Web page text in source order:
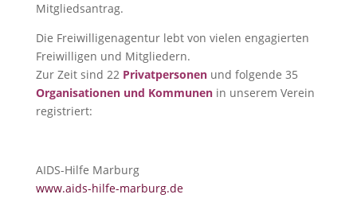
Mitgliedsantrag.
Die Freiwilligenagentur lebt von vielen engagierten
Freiwilligen und Mitgliedern.
Zur Zeit sind 22 Privatpersonen und folgende 35
Organisationen und Kommunenin unserem Verein
registriert:
AIDS-Hilfe Marburg
www.aids-hilfe-marburg.de